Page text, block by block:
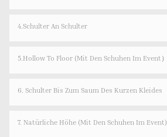
4.Schulter An Schulter
5.Hollow To Floor (Mit Den Schuhen Im Event）
6. Schulter Bis Zum Saum Des Kurzen Kleides
7. Natürliche Höhe (mit Den Schuhen Im Event)